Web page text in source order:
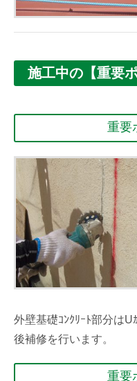
施工中の【重要ポ
重要
外壁基礎ｺﾝｸﾘｰﾄ部分はU
後補修を行います。
重要